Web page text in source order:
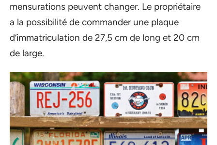
mensurations peuvent changer. Le propriétaire
a la possibilité de commander une plaque
d’immatriculation de 27,5 cm de long et 20 cm
de large.